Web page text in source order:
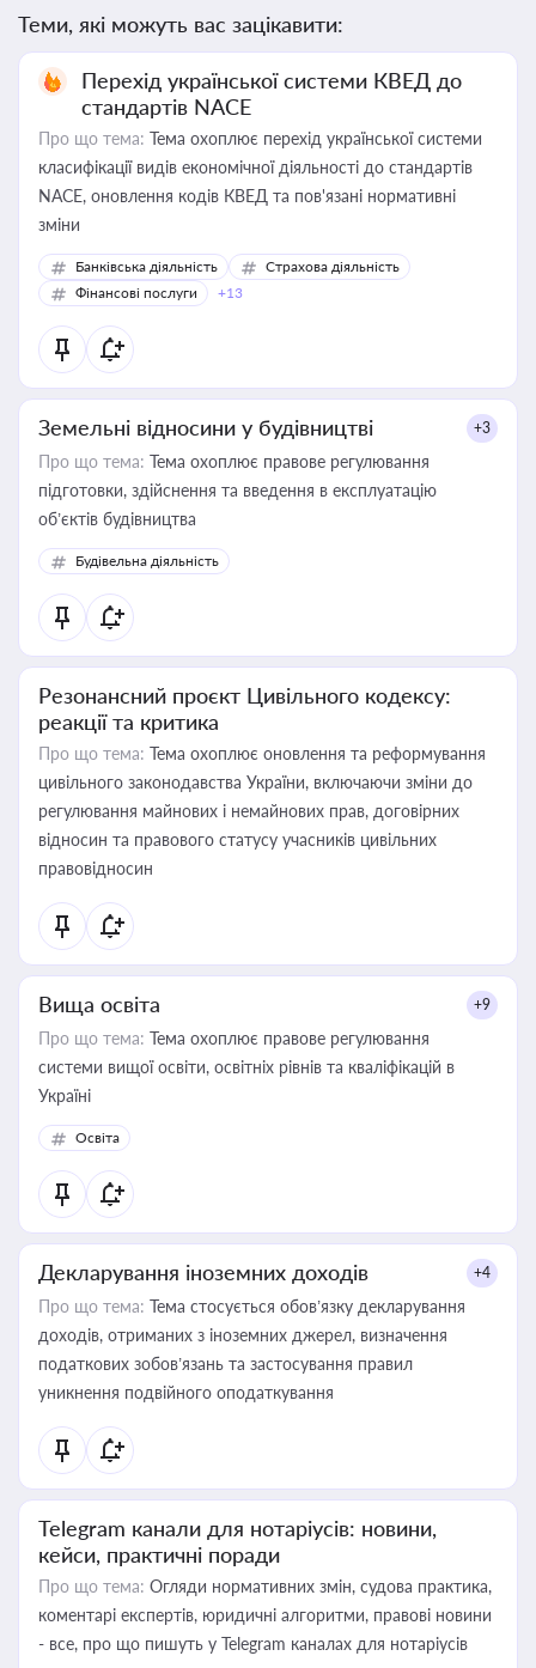
Теми, які можуть вас зацікавити:
Перехід української системи КВЕД до
стандартів NACE
Про що тема: Тема охоплює перехід української системи
класифікації видів економічної діяльності до стандартів
NACE, оновлення кодів КВЕД та пов'язані нормативні
зміни
Банківська діяльність
Страхова діяльність
Фінансові послуги
+13
Земельні відносини у будівництві +3
Про що тема: Тема охоплює правове регулювання
підготовки, здійснення та введення в експлуатацію
об’єктів будівництва
Будівельна діяльність
Резонансний проєкт Цивільного кодексу:
реакції та критика
Про що тема: Тема охоплює оновлення та реформування
цивільного законодавства України, включаючи зміни до
регулювання майнових і немайнових прав, договірних
відносин та правового статусу учасників цивільних
правовідносин
Вища освіта +9
Про що тема: Тема охоплює правове регулювання
системи вищої освіти, освітніх рівнів та кваліфікацій в
Україні
Освіта
Декларування іноземних доходів +4
Про що тема: Тема стосується обов’язку декларування
доходів, отриманих з іноземних джерел, визначення
податкових зобов’язань та застосування правил
уникнення подвійного оподаткування
Telegram канали для нотаріусів: новини,
кейси, практичні поради
Про що тема: Огляди нормативних змін, судова практика,
коментарі експертів, юридичні алгоритми, правові новини
- все, про що пишуть у Telegram каналах для нотаріусів